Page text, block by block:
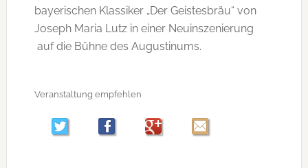
bayerischen Klassiker „Der Geistesbräu“ von
Joseph Maria Lutz in einer Neuinszenierung
auf die Bühne des Augustinums.
Veranstaltung empfehlen